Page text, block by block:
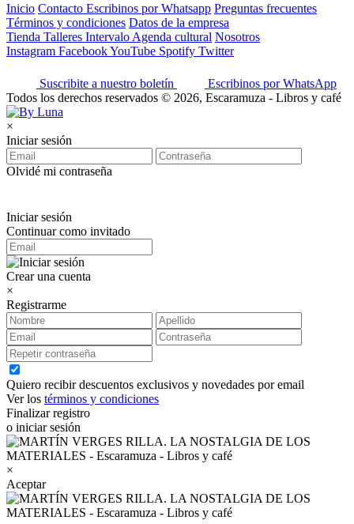
Inicio Contacto Escribinos por Whatsapp Preguntas frecuentes
Términos y condiciones Datos de la empresa
Tienda Talleres Intervalo Agenda cultural Nosotros
Instagram FacebookYouTube Spotify Twitter
Suscribite a nuestro boletín
Escribinos por WhatsApp
Todos los derechos reservados © 2026, Escaramuza - Libros y café
×
Iniciar sesión
Olvidé mi contraseña
Iniciar sesión
Continuar como invitado
Crear una cuenta
×
Registrarme
Quiero recibir descuentos exclusivos y novedades por email
Ver los términos y condiciones
Finalizar registro
o iniciar sesión
×
Aceptar